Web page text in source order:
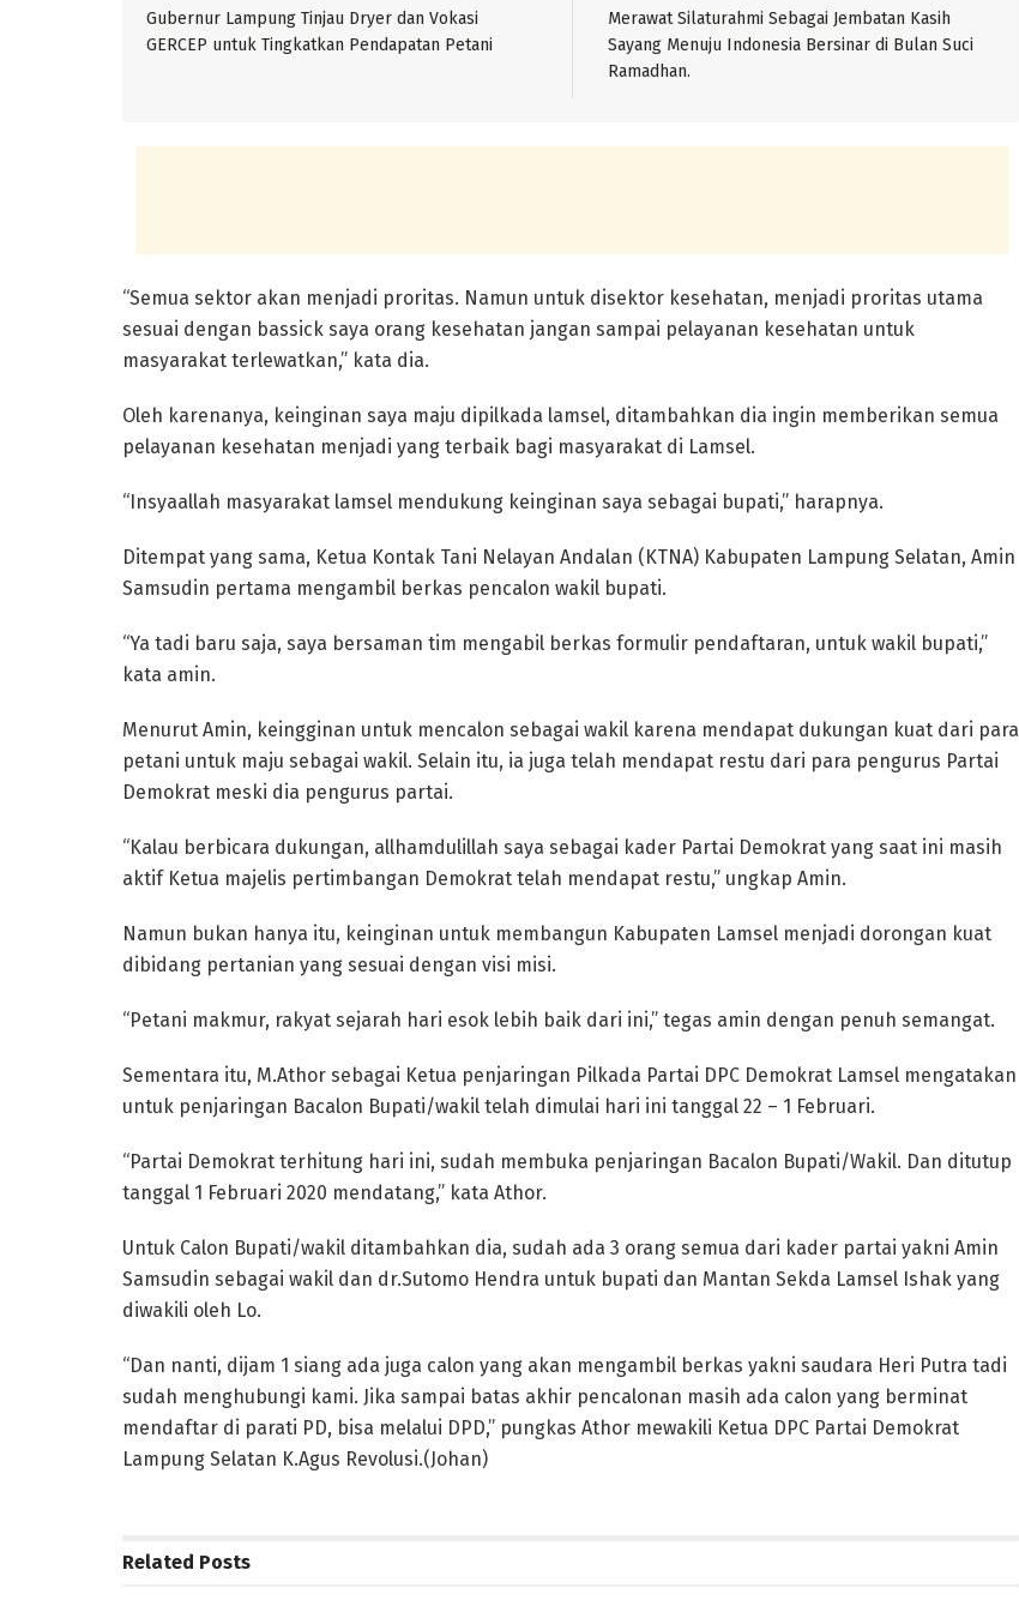
Gubernur Lampung Tinjau Dryer dan Vokasi
GERCEP untuk Tingkatkan Pendapatan Petani
Merawat Silaturahmi Sebagai Jembatan Kasih
Sayang Menuju Indonesia Bersinar di Bulan Suci
Ramadhan.
“Semua sektor akan menjadi proritas. Namun untuk disektor kesehatan, menjadi proritas utama
sesuai dengan bassick saya orang kesehatan jangan sampai pelayanan kesehatan untuk
masyarakat terlewatkan,” kata dia.
Oleh karenanya, keinginan saya maju dipilkada lamsel, ditambahkan dia ingin memberikan semua
pelayanan kesehatan menjadi yang terbaik bagi masyarakat di Lamsel.
“Insyaallah masyarakat lamsel mendukung keinginan saya sebagai bupati,” harapnya.
Ditempat yang sama, Ketua Kontak Tani Nelayan Andalan (KTNA) Kabupaten Lampung Selatan, Amin
Samsudin pertama mengambil berkas pencalon wakil bupati.
“Ya tadi baru saja, saya bersaman tim mengabil berkas formulir pendaftaran, untuk wakil bupati,”
kata amin.
Menurut Amin, keingginan untuk mencalon sebagai wakil karena mendapat dukungan kuat dari para
petani untuk maju sebagai wakil. Selain itu, ia juga telah mendapat restu dari para pengurus Partai
Demokrat meski dia pengurus partai.
“Kalau berbicara dukungan, allhamdulillah saya sebagai kader Partai Demokrat yang saat ini masih
aktif Ketua majelis pertimbangan Demokrat telah mendapat restu,” ungkap Amin.
Namun bukan hanya itu, keinginan untuk membangun Kabupaten Lamsel menjadi dorongan kuat
dibidang pertanian yang sesuai dengan visi misi.
“Petani makmur, rakyat sejarah hari esok lebih baik dari ini,” tegas amin dengan penuh semangat.
Sementara itu, M.Athor sebagai Ketua penjaringan Pilkada Partai DPC Demokrat Lamsel mengatakan
untuk penjaringan Bacalon Bupati/wakil telah dimulai hari ini tanggal 22 – 1 Februari.
“Partai Demokrat terhitung hari ini, sudah membuka penjaringan Bacalon Bupati/Wakil. Dan ditutup
tanggal 1 Februari 2020 mendatang,” kata Athor.
Untuk Calon Bupati/wakil ditambahkan dia, sudah ada 3 orang semua dari kader partai yakni Amin
Samsudin sebagai wakil dan dr.Sutomo Hendra untuk bupati dan Mantan Sekda Lamsel Ishak yang
diwakili oleh Lo.
“Dan nanti, dijam 1 siang ada juga calon yang akan mengambil berkas yakni saudara Heri Putra tadi
sudah menghubungi kami. Jika sampai batas akhir pencalonan masih ada calon yang berminat
mendaftar di parati PD, bisa melalui DPD,” pungkas Athor mewakili Ketua DPC Partai Demokrat
Lampung Selatan K.Agus Revolusi.(Johan)
Related Posts